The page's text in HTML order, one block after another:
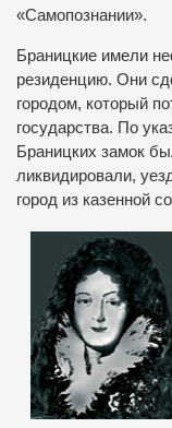
«Самопознании».
Браницкие имели
резиденцию. Они
городом, который
государства. По
Браницких замок
ликвидировали,
город из казенной